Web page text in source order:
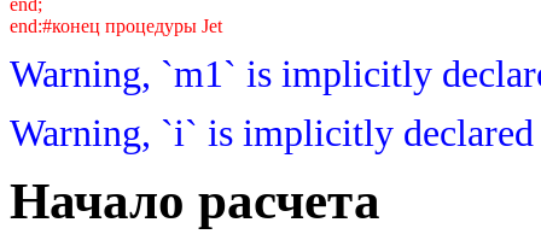
end;
end:#конец процедуры Jet
Warning, `m1` is implicitly
Warning, `i` is implicitly declared
Начало расчета